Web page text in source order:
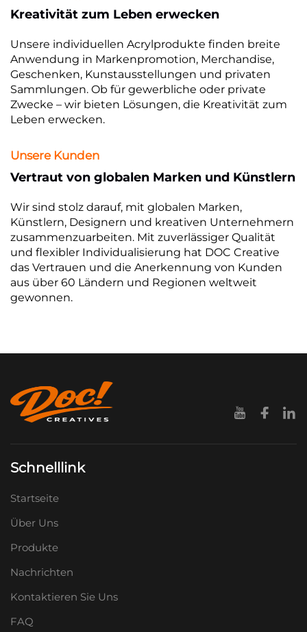
Kreativität zum Leben erwecken
Unsere individuellen Acrylprodukte finden breite
Anwendung in Markenpromotion, Merchandise,
Geschenken, Kunstausstellungen und privaten
Sammlungen. Ob für gewerbliche oder private
Zwecke – wir bieten Lösungen, die Kreativität zum
Leben erwecken.
Unsere Kunden
Vertraut von globalen Marken und Künstlern
Wir sind stolz darauf, mit globalen Marken,
Künstlern, Designern und kreativen Unternehmern
zusammenzuarbeiten. Mit zuverlässiger Qualität
und flexibler Individualisierung hat DOC Creative
das Vertrauen und die Anerkennung von Kunden
aus über 60 Ländern und Regionen weltweit
gewonnen.
Schnelllink
Startseite
Über Uns
Produkte
Nachrichten
Kontaktieren Sie Uns
FAQ